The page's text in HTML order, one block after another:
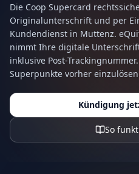
Die Coop Supercard
Originalunterschrift und per
Kundendienst in Muttenz.
nimmt Ihre digitale
inklusive Post-
Superpunkte vorher
Kündigung
So